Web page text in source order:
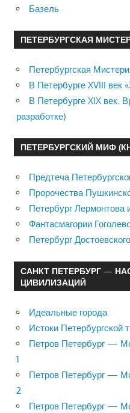
Базель
ПЕТЕРБУРГСКАЯ
Петербургская
В Петербурге XVIII
В Петербурге XIX век.
разработке)
ПЕТЕРБУРГСКИЙ МИФ
Предтеча
Пророчества
Петербург Лермонтова
Фантасмагории
Петербург Достоевского
САНКТ ПЕТЕРБУРГ —
ЦИВИЛИЗАЦИЙ
Идеальные города
Истоки Петербургской
Петров Петербург —
1
Петров Петербург —
2
Петров Петербург —